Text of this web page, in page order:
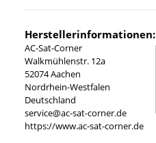
Herstellerinformationen:
AC-Sat-Corner
Walkmühlenstr. 12a
52074 Aachen
Nordrhein-Westfalen
Deutschland
service@ac-sat-corner.de
https://www.ac-sat-corner.de